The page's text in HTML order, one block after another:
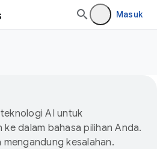
Masuk
AI untuk
dalam bahasa pilihan Anda.
mengandung kesalahan.